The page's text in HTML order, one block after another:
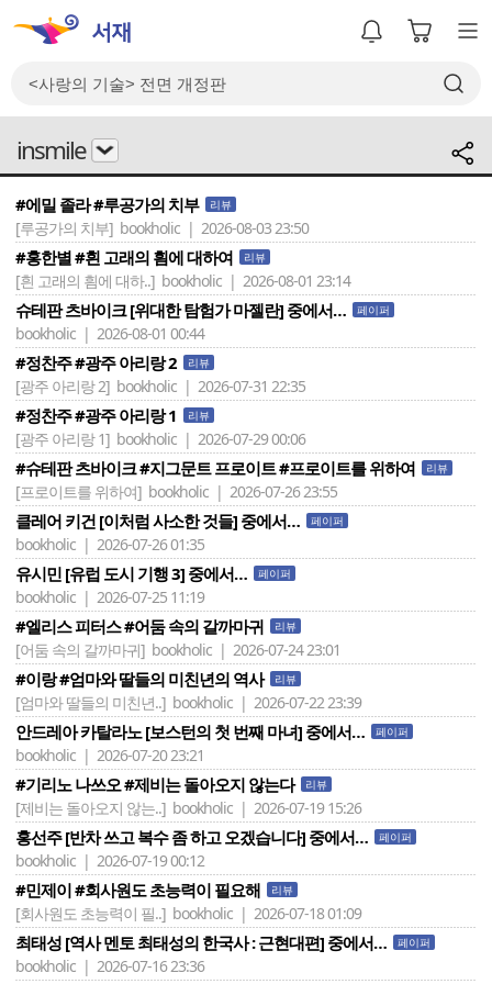
insmile
#에밀 졸라 #루공가의 치부 리뷰
[루공가의 치부] bookholic | 2026-08-03 23:50
#홍한별 #흰 고래의 흼에 대하여 리뷰
[흰 고래의 흼에 대하..] bookholic | 2026-08-01 23:14
슈테판 츠바이크 [위대한 탐험가 마젤란] 중에서… 페이퍼
bookholic | 2026-08-01 00:44
#정찬주 #광주 아리랑 2 리뷰
[광주 아리랑 2] bookholic | 2026-07-31 22:35
#정찬주 #광주 아리랑 1 리뷰
[광주 아리랑 1] bookholic | 2026-07-29 00:06
#슈테판 츠바이크 #지그문트 프로이트 #프로이트를 위하여 리뷰
[프로이트를 위하여] bookholic | 2026-07-26 23:55
클레어 키건 [이처럼 사소한 것들] 중에서… 페이퍼
bookholic | 2026-07-26 01:35
유시민 [유럽 도시 기행 3] 중에서… 페이퍼
bookholic | 2026-07-25 11:19
#엘리스 피터스 #어둠 속의 갈까마귀 리뷰
[어둠 속의 갈까마귀] bookholic | 2026-07-24 23:01
#이랑 #엄마와 딸들의 미친년의 역사 리뷰
[엄마와 딸들의 미친년..] bookholic | 2026-07-22 23:39
안드레아 카탈라노 [보스턴의 첫 번째 마녀] 중에서… 페이퍼
bookholic | 2026-07-20 23:21
#기리노 나쓰오 #제비는 돌아오지 않는다 리뷰
[제비는 돌아오지 않는..] bookholic | 2026-07-19 15:26
홍선주 [반차 쓰고 복수 좀 하고 오겠습니다] 중에서… 페이퍼
bookholic | 2026-07-19 00:12
#민제이 #회사원도 초능력이 필요해 리뷰
[회사원도 초능력이 필..] bookholic | 2026-07-18 01:09
최태성 [역사 멘토 최태성의 한국사 : 근현대편] 중에서… 페이퍼
bookholic | 2026-07-16 23:36